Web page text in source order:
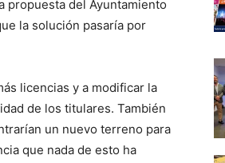
propuesta del Ayuntamiento
la solución pasaría por
licencias y a modificar la
de los titulares. También
un nuevo terreno para
que nada de esto ha